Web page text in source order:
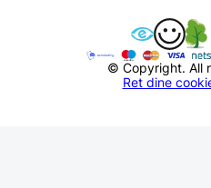
© Copyright. All
Ret dine